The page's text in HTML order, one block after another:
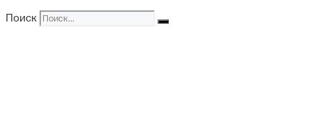
Поиск